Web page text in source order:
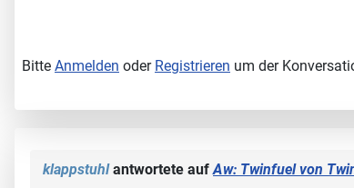
Bitte Anmelden oder Registrieren um der
klappstuhlantwortete aufAw: Twinfuel von